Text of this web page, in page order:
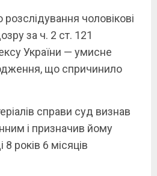
чоловікові
за ч. 2 ст. 121
України — умисне
що спричинило
справи суд визнав
і призначив йому
років 6 місяців